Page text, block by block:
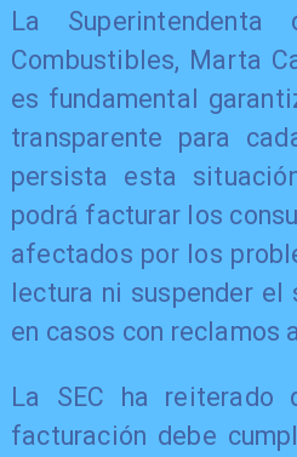
La
Combustibles, Marta
es fundamental
transparente para
persista esta
podrá facturar los
afectados por los
lectura ni suspender
en casos con reclamos
La SEC ha reiterado
facturación debe